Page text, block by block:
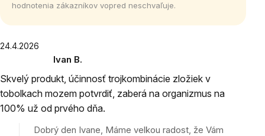
hodnotenia zákazníkov vopred neschvaľuje.
Výpis
Ivan B.
produktu
je
5
24.4.2026
Skvelý produkt, účinnosť trojkombinácie zložiek v
tobolkach mozem potvrdiť, zaberá na organizmus na
100% už od prvého dňa.
Dobrý den Ivane, Máme velkou radost, že Vám